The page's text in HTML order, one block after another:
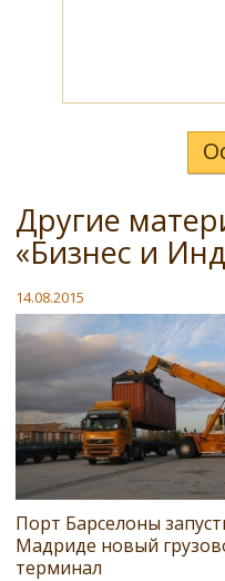
Другие
«Бизнес и
14.08.2015
Порт Барселоны
Мадриде новый
терминал